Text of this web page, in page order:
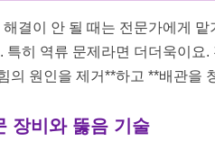
해결이 안 될 때는 전문가에게
특히 역류 문제라면 더더욱이요
의 원인을 제거**하고 **배관을
장비와 뚫음 기술